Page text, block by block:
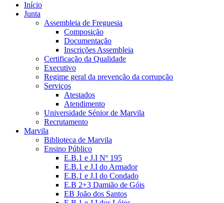
Início
Junta
Assembleia de Freguesia
Composição
Documentação
Inscrições Assembleia
Certificação da Qualidade
Executivo
Regime geral da prevenção da corrupção
Serviços
Atestados
Atendimento
Universidade Sénior de Marvila
Recrutamento
Marvila
Biblioteca de Marvila
Ensino Público
E.B.1 e J.I Nº 195
E.B.1 e J.I do Armador
E.B.1 e J.I do Condado
E.B 2+3 Damião de Góis
EB João dos Santos